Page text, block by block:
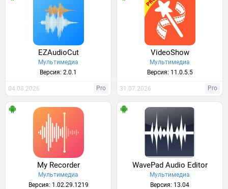
EZAudioCut
Мультимедиа
Версия: 2.0.1
04.08.2026 Pro
VideoShow
Мультимедиа
Версия: 11.0.5.5
31.07.2026 Pro
My Recorder
Мультимедиа
Версия: 1.02.29.1219
WavePad Audio Editor
Мультимедиа
Версия: 13.04